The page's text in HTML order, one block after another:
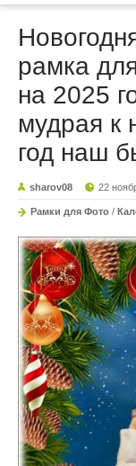
рамка
на 2025
мудрая к
год наш
sharov08 22
Рамки для Фото /